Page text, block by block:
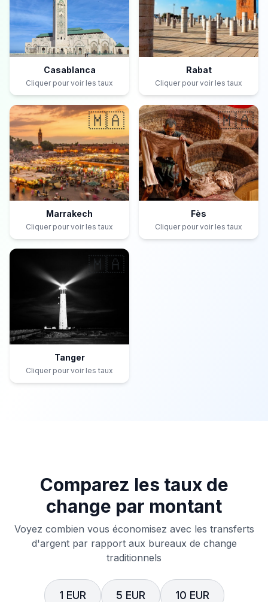
Casablanca
Cliquer pour voir les taux
Rabat
Cliquer pour voir les taux
🇲🇦
Marrakech
Cliquer pour voir les taux
🇲🇦
Fès
Cliquer pour voir les taux
🇲🇦
Tanger
Cliquer pour voir les taux
Comparez les taux de
change par montant
Voyez combien vous économisez avec les transferts
d'argent par rapport aux bureaux de change
traditionnels
1 EUR 5 EUR 10 EUR